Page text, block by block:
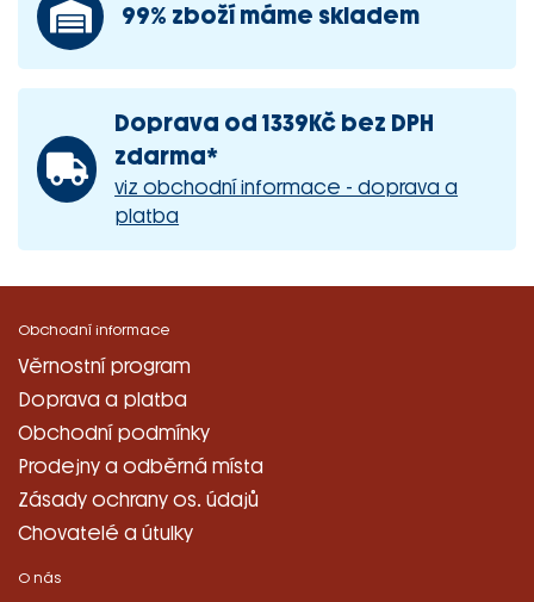
99% zboží máme skladem
Doprava od 1339Kč bez DPH
zdarma*
viz obchodní informace - doprava a
platba
Obchodní informace
Věrnostní program
Doprava a platba
Obchodní podmínky
Prodejny a odběrná místa
Zásady ochrany os. údajů
Chovatelé a útulky
O nás